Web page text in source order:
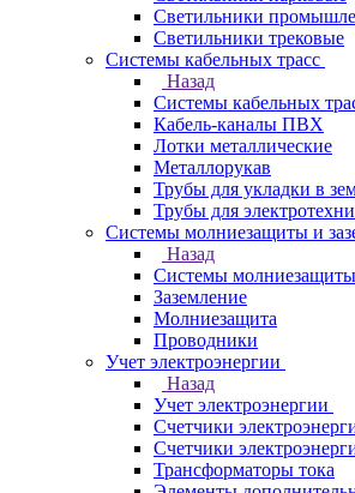
Светильники
Светильники трековые
Системы кабельных трасс
Назад
Системы кабельных
Кабель-каналы ПВХ
Лотки металлические
Металлорукав
Трубы для укладки в
Трубы для
Системы молниезащиты и
Назад
Системы молниезащиты
Заземление
Молниезащита
Проводники
Учет электроэнергии
Назад
Учет электроэнергии
Счетчики
Счетчики
Трансформаторы тока